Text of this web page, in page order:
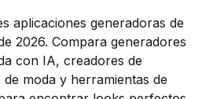
aplicaciones generadoras de
2026. Compara generadores
con IA, creadores de
moda y herramientas de